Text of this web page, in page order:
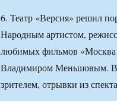
6. Театр «Версия» решил
Народным артистом,
любимых фильмов «Москва
Владимиром Меньшовым. В
зрителем, отрывки из